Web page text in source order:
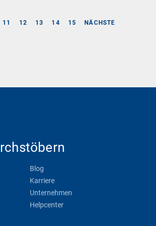
11 12 13 14 15 NÄCHSTE
Blog
Karriere
Unternehmen
Helpcenter